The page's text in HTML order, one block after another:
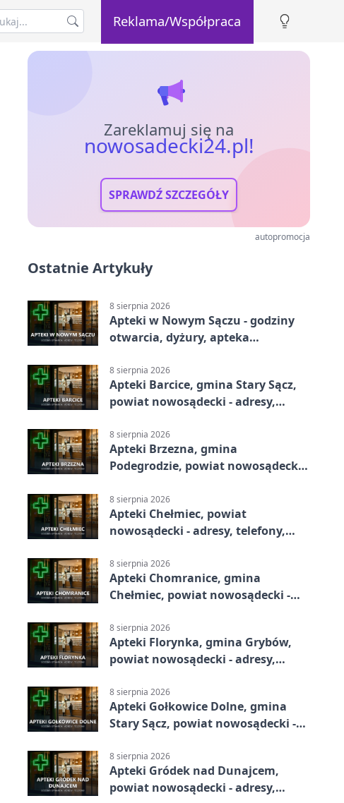
Reklama/Współpraca
Zareklamuj się na
nowosadecki24.pl!
SPRAWDŹ SZCZEGÓŁY
autopromocja
Ostatnie Artykuły
8 sierpnia 2026
Apteki w Nowym Sączu - godziny
otwarcia, dyżury, apteka
8 sierpnia 2026
Apteki Barcice, gmina Stary Sącz,
powiat nowosądecki - adresy,
8 sierpnia 2026
Apteki Brzezna, gmina
Podegrodzie, powiat nowosądecki -
8 sierpnia 2026
Apteki Chełmiec, powiat
nowosądecki - adresy, telefony,
8 sierpnia 2026
Apteki Chomranice, gmina
Chełmiec, powiat nowosądecki -
8 sierpnia 2026
Apteki Florynka, gmina Grybów,
powiat nowosądecki - adresy,
8 sierpnia 2026
Apteki Gołkowice Dolne, gmina
Stary Sącz, powiat nowosądecki -
8 sierpnia 2026
Apteki Gródek nad Dunajcem,
powiat nowosądecki - adresy,